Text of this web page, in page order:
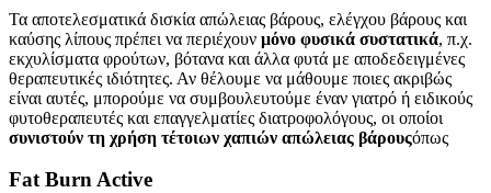
Τα αποτελεσματικά δισκία απώλειας βάρους, ελέγχου βάρους και
καύσης λίπους πρέπει να περιέχουν μόνο φυσικά συστατικά, π.χ.
εκχυλίσματα φρούτων, βότανα και άλλα φυτά με αποδεδειγμένες
θεραπευτικές ιδιότητες. Αν θέλουμε να μάθουμε ποιες ακριβώς
είναι αυτές, μπορούμε να συμβουλευτούμε έναν γιατρό ή ειδικούς
φυτοθεραπευτές και επαγγελματίες διατροφολόγους, οι οποίοι
συνιστούν τη χρήση τέτοιων χαπιών απώλειας βάρουςόπως
Fat Burn Active